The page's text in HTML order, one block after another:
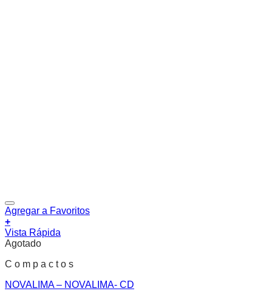
Agregar a Favoritos
+
Vista Rápida
Agotado
C o m p a c t o s
NOVALIMA – NOVALIMA- CD